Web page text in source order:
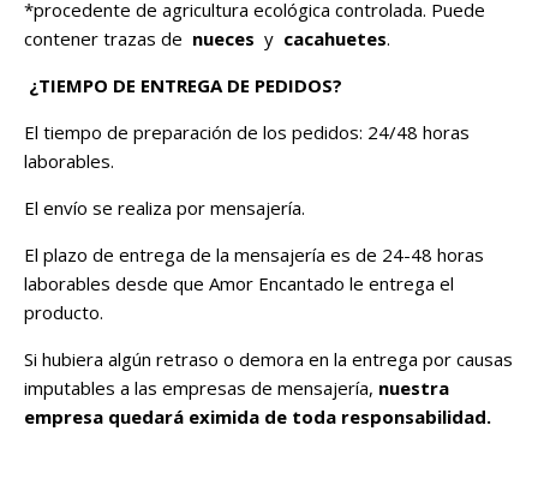
*procedente de agricultura ecológica controlada. Puede
contener trazas de nueces y cacahuetes.
¿TIEMPO DE ENTREGA DE PEDIDOS?
El tiempo de preparación de los pedidos: 24/48 horas
laborables.
El envío se realiza por mensajería.
El plazo de entrega de la mensajería es de 24-48 horas
laborables desde que Amor Encantado le entrega el
producto.
Si hubiera algún retraso o demora en la entrega por causas
imputables a las empresas de mensajería, nuestra
empresa quedará eximida de toda responsabilidad.